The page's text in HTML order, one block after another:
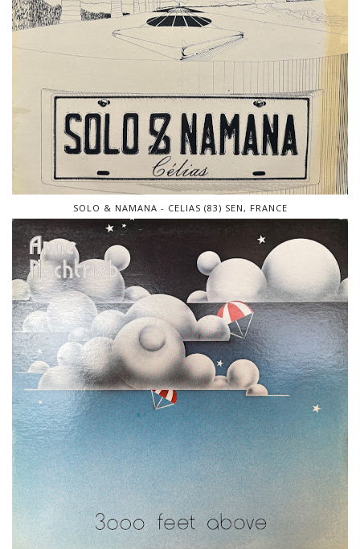
SOLO & NAMANA - CELIAS (83) SEN, FRANCE